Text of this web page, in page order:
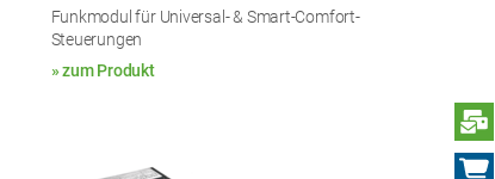
Funkmodul für Universal- & Smart-Comfort-
Steuerungen
» zum Produkt